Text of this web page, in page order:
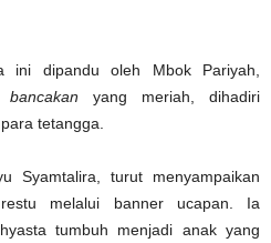
ini dipandu oleh Mbok Pariyah,
bancakan yang meriah, dihadiri
tetangga.
Syamtalira, turut menyampaikan
melalui banner ucapan. Ia
tumbuh menjadi anak yang